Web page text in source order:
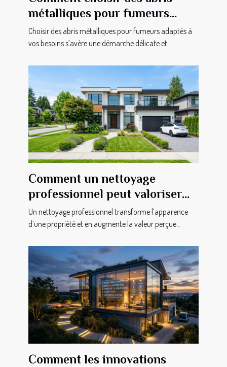
métalliques pour fumeurs
adaptés à vos besoins ?
Choisir des abris métalliques pour fumeurs adaptés à
vos besoins s’avère une démarche délicate et...
Comment un nettoyage
professionnel peut valoriser
votre propriété?
Un nettoyage professionnel transforme l’apparence
d’une propriété et en augmente la valeur perçue...
Comment les innovations